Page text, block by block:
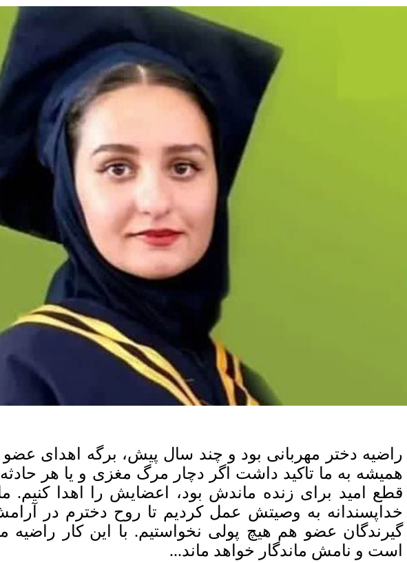
راضیه دختر مهربانی بود و چند سال پیش، برگه اهدای عضو
همیشه به ما تاکید داشت اگر دچار مرگ مغزی و یا هر
قطع امید برای زنده ماندش بود، اعضایش را اهدا کنیم.
خداپسندانه به وصیتش عمل کردیم تا روح دخترم در
گیرندگان عضو هم هیچ پولی نخواستیم. با این کار راضیه
است و نامش ماندگار خواهد ماند...